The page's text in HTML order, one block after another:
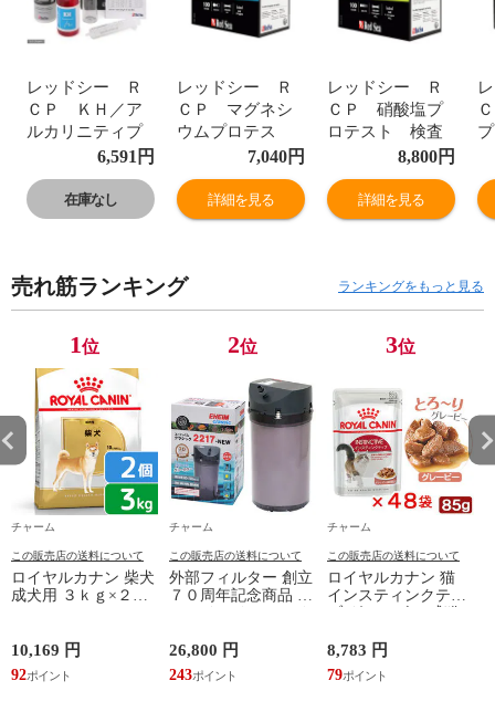
レッドシー Ｒ
ＣＰ ＫＨ／ア
ルカリニティプ
ロテスト 検査
キット リーフ
ファンデーショ
ンプログラム
6,591 円
在庫なし
レッドシー Ｒ
ＣＰ マグネシ
ウムプロテス
ト 検査キッ
ト リーフファ
ンデーションプ
ログラム テス
7,040円
詳細を見る
レッドシー Ｒ
ＣＰ 硝酸塩プ
ロテスト 検査
キット アルジ
ーマネジメント
プログラム テ
ストキット 関東
8,800円
詳細を見る
売れ筋ランキング ランキングをもっと見る
1位
チャーム
この販売店の送料について
ロイヤルカナン 柴犬
成犬用 ３ｋｇ×２袋
お一人様２点限り 関
東当日便
10,169 円
92
2位
チャーム
この販売店の送料について
外部フィルター 創立
７０周年記念商品 エ
グレー ５０Ｈｚ 東
日本用 水槽 アクア
リウム 関東当日便
26,800 円
243
3位
チャーム
この販売店の送料について
ロイヤルカナン 猫
インスティンクティ
袋 お一人様１点限り
関東当日便
8,783 円
79